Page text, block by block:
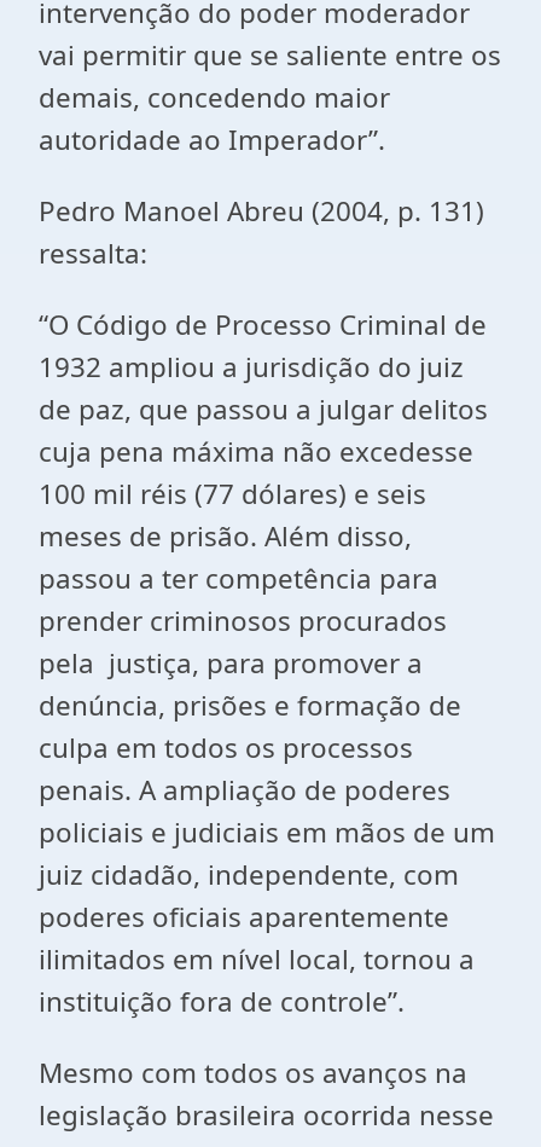
intervenção do poder moderador
vai permitir que se saliente entre os
demais, concedendo maior
autoridade ao Imperador”.
Pedro Manoel Abreu (2004, p. 131)
ressalta:
“O Código de Processo Criminal de
1932 ampliou a jurisdição do juiz
de paz, que passou a julgar delitos
cuja pena máxima não excedesse
100 mil réis (77 dólares) e seis
meses de prisão. Além disso,
passou a ter competência para
prender criminosos procurados
pela justiça, para promover a
denúncia, prisões e formação de
culpa em todos os processos
penais. A ampliação de poderes
policiais e judiciais em mãos de um
juiz cidadão, independente, com
poderes oficiais aparentemente
ilimitados em nível local, tornou a
instituição fora de controle”.
Mesmo com todos os avanços na
legislação brasileira ocorrida nesse